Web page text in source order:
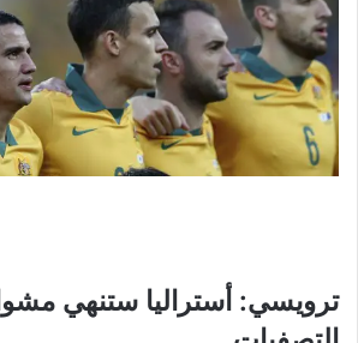
ترويسي: أستراليا ستنهي